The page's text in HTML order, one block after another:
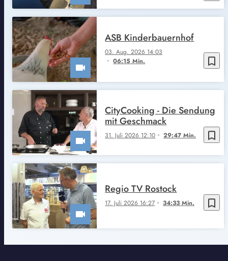
bookmark_border
03. Aug. 2026 14:03
06:15 Min.
ASB Kinderbauernhof
bookmark_border
31. Juli 2026 12:10 29:47 Min.
CityCooking - Die Sendung
mit Geschmack
bookmark_border
17. Juli 2026 16:27 34:33 Min.
Regio TV Rostock